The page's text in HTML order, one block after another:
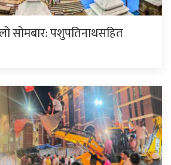
सोमबार: पशुपतिनाथसहित